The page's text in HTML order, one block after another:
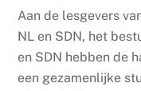
Aan de lesgevers
NL en SDN, het
en SDN hebben de
een gezamenlijke